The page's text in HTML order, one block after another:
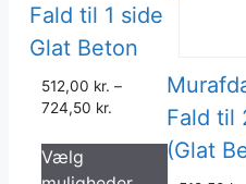
Fald til 1 side
Glat Beton
512,00 kr. –
724,50 kr.
Vælg
Dette
vare
Fald til
(Glat